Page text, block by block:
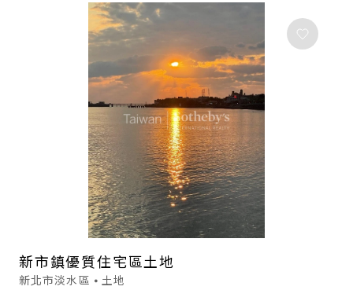
新市鎮優質住宅區土地
新北市淡水區 ⦁ 土地